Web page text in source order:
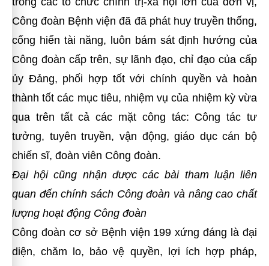
Công đoàn Bệnh viện đã đã phát huy truyền thống,
cống hiến tài năng, luôn bám sát định hướng của
Công đoàn cấp trên, sự lãnh đạo, chỉ đạo của cấp
ủy Đảng, phối hợp tốt với chính quyền và hoàn
thành tốt các mục tiêu, nhiệm vụ của nhiệm kỳ vừa
qua trên tất cả các mặt công tác: Công tác tư
tưởng, tuyên truyền, vận động, giáo dục cán bộ
chiến sĩ, đoàn viên Công đoàn.
Đại hội cũng nhận được các bài tham luận liên
quan đến chính sách Công đoàn và nâng cao chất
lượng hoạt động Công đoàn
Công đoàn cơ sở Bệnh viện 199 xứng đáng là đại
diện, chăm lo, bảo vệ quyền, lợi ích hợp pháp,